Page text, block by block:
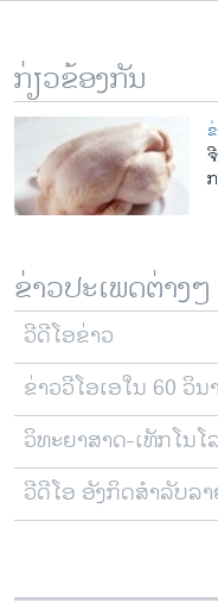
ພາສາອັງກິດ
ສຽງ
ລາຍການກະຈາຍສຽງ
ລາຍງານ
ຕິດຕາມພວກເຮົາ ທີ່
ພາສາຕ່າງໆ
ກ່ຽວຂ້ອງກັນ
ຂ່າວປະເພດຕ່າງໆ
ວີດີໂອຂ່າວ
ຂ່າວວີໂອເອໃນ 60 ວິນ
ວິທະຍາສາດ-ເທັກໂນໂ
ວີດີໂອ ອັງກິດສຳລັບລາ